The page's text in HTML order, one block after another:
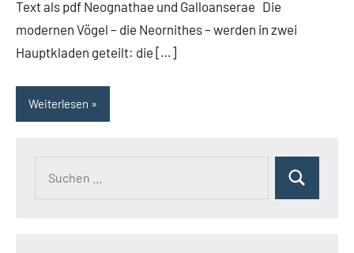
Text als pdf Neognathae und Galloanserae Die
modernen Vögel – die Neornithes – werden in zwei
Hauptkladen geteilt: die […]
Weiterlesen
Suchen